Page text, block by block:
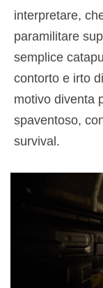
interpretare,
paramilitare
semplice
contorto e irto
motivo diventa
spaventoso,
survival.